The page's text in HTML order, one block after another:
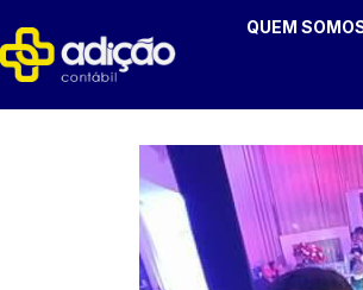
QUEM